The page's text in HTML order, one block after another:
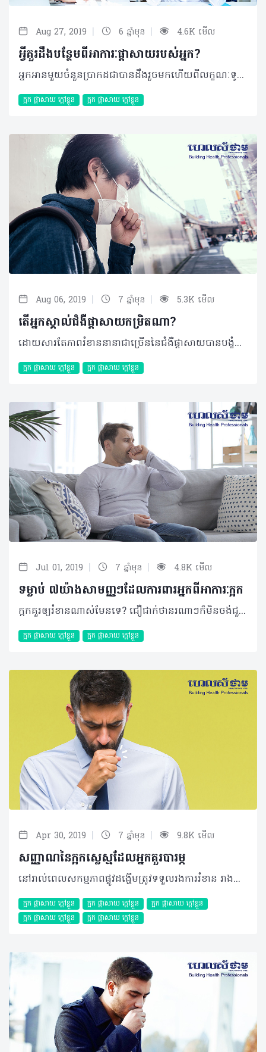
Aug 27, 2019 | 6 ឆ្នាំមុន | 4.6K មើល
អ្វីគួរដឹងបន្ថែមពីអាការៈផ្ដាសាយរបស់អ្នក?
អ្នកអានមួយចំនួនប្រាកដជាបានដឹងរួចមកហើយពីលក្ខណៈទូទៅ និងរោគសញ្ញានានានៃជំងឺផ្ដាសាយ តាមរយៈការចេញផ្សាយរបស់ ហេលស៍ថាមនៅខែមុន។ ជាថ្មីម្ដងទៀតដើម្បីបង្កើនការយល់ដឹងពីជំងឺផ្ដាសាយឲ្យបានកាន់តែច្បាស់ និងចំណុចផ្សេងទៀតដែលអ្នកមិនធ្លាប់បានដឹងពីមុននោះអត្ថបទខាងក្រោមអាចជាបកស្រាយបន្ថែមសម្រាប់អ្នក។ ផ្ដាសាយត្រូវបានគេទទួលស្គាល់ថាជាការចម្លងសាមញ្ញទៅលើច្រមុះ និងបំពង់កដែលបង្កឡើងពីវីរុសជាង ២០០ប្រភេទខុសៗគ្នា។ ភាគច្រើនក្នុងករណីជំងឺផ្ដាសាយក្នុងកម្រិត ១០ ទៅ ៤០ភាគរយ ត្រូវបានបង្កឡើងដោយមេរោគមួយប្រភេទហៅថា Rhinovirus។ ចំណែក រោគសញ្ញានៃជំងឺផ្ដាសាយតែងស្ដែងចេញនៅរយៈពេល ២ទៅ៣ថ្ងៃបន្ទាប់ពីការឆ្លងរោគ ហើយអ្នកជំងឺមានហានិភ័យខ្ពស់ក្នុងការចម្លងទៅកាន់មនុស្សម្នាក់ទៀតនៅថ្ងៃទី៣ ឬទី៤បន្ទាប់ពីរោគសញ្ញាលេចឡើង។ បើទោះបី ជំងឺផ្ដាសាយអាចធូរស្រាលក្នុងរយៈពេល ១ អាទិត្យ តែក្នុងករណីខ្លះក៏អាចកើនដល់ ២អាទិត្យ។ ភាពញឹកញាប់នៃការឆ្លងជំងឺផ្ដាសាយ មនុស្សពេញវ័យជាមធ្យមអាចមានជំងឺផ្ដាសាយ ២ ទៅ៤ដងក្នុងមួយឆ្នាំ ជាពិសេសសង្កេតឃើញកើតមានញឹកញាប់ទៅលើស្រ្តីដែលស្ថិតក្នុងវ័យចន្លោះ ២០ ទៅ ៣០ឆ្នាំ និងមានចំនួនច្រើនជាងការឆ្លងទៅលើបុរស។ ចំណែកបុគ្គលដែលមានវ័យច្រើនជាង ៦០ឆ្នាំ មានហានិភ័យទាបក្នុងការឆ្លងមេរោគផ្ដាសាយ។ ជាទូទៅ ជំងឺផ្ដាសាយងាយចម្លងពីមនុស្សម្នាក់ ទៅកាន់ម្នាក់ទៀតនៅក្នុងរដូវភ្លៀង ធ្លាក់ខ្យល់ ឬរងាចំណែកការឆ្លងតាមរដូវកាលអាចកើតមានឡើងផងដែរ ដូចជាកម្មវិធីដែលមានការប្រមូលផ្ដុំមនុស្សច្រើន ឬការចាប់ផ្ដើមបវេសនកាលថ្មីក្នុងការសិក្សារបស់កុមារពីព្រោះវាជាឱកាសបង្កើនការឆ្លងវីរុសផ្ដាសាយបានយ៉ាងងាយ។ កត្តាធ្វើឲ្យងាយចម្លងមេរោគផ្ដាសាយ ជាទូទៅ វីរុសផ្តាសាយអាចឆ្លងចូលក្នុងខ្លួនរបស់អ្នកតាមរយៈមាត់ ភ្នែក ឬច្រមុះ។ វាក៏អាចរីករាលដាលផងដែរតាមរយៈការប៉ះពាល់ផ្ទាល់ជាច្រើនរួមមាន៖ • ការប្រើប្រាស់ក្រដាសជូតមាត់មិនត្រឹមត្រូវ៖ ការទុកក្រដាសជូតមាត់ក្នុងហោប៉ៅរបស់អ្នកសម្រាប់ប្រើប្រាស់ឡើងវិញជារឿងដែលគួរឲ្យចៀសវាង។ អ្នកគួរបោះចោលក្រដាសជូតមាត់ភ្លាមៗបន្ទាប់ពីការប្រើប្រាស់រួច ដោយសារមេរោគបានតោងលើក្រដាសនោះនៅពេលប្រើប្រាស់លើកទីមួយរួចមកហើយ • ការប៉ះពាល់វត្ថុណាមួយ៖ ប្រសិនបើអ្នកបានដឹងពីចំនួនវីរុសដែលមាននៅក្នុងបរិយាកាស នោះអ្នកប្រហែលជាត្រូវមានការប្រុងប្រយ័ត្នជាងមុនលើអ្វីដែលអ្នកបានប៉ះពាល់។ ជាក់ស្ដែង ប្រសិនបើអ្នកត្រូវប៉ះពាល់លើបង្កាន់ដៃជណ្តើរសាធារណៈ ចូរគ្របដៃរបស់អ្នកជាមួយនឹងក្រណាត់ ឬដៃអាវរបស់អ្នកដើម្បីរារាំងវីរុសពីការឆ្លងដោយផ្ទាល់លើស្បែករបស់អ្នក • ការចែករំលែក៖ ចៀសវាងការប្រើប្រាស់វត្ថុ ឬឧបករណ៍ណាមួយដូចជានៅសាលា ឬកន្លែងធ្វើការ ដោយគ្មានការប្រុងប្រយ័ត្ន ជាពិសេសការប្រើប្រាស់បន្ទាប់ពីបុគ្គលដែលកំពុងមានជំងឺ • ការមិនលាងសម្អាតដៃឲ្យបានទៀងទាត់៖ ជាទម្លាប់ដែលធ្វើឲ្យវីរុសផ្ដាសាយងាយឆ្លងចូលក្នុងខ្លួនអ្នកយ៉ាងងាយស្រួល។ អ្នកគួរលាងដៃឲ្យបានញឹកញាប់ដើម្បីបញ្ឈប់មេរោគឲ្យបានលឿនមុនឆ្លងចូលតាមច្រមុះ និងមាត់របស់អ្នក • រស់នៅមិនស្អាត និងគ្មានផាសុកភាព៖ អ្នកគួរបោសជូតសមា្អតផ្ទះ តុការងារ និងនៅតាមទីធ្លាជាពិសេសនៅពេលអ្នកណាម្នាក់ឈឺ។ បន្ថែមពីនោះគួររស់នៅជាមួយផាសុកភាពដោយកំណត់ការគេងឲ្យបានគ្រប់គ្រាន់ ពិសាអាហារមានជីវជាតិ ញ៉ាំទឹកឲ្យបានញឹកញាប់ និងគ្រប់គ្រងភាពតានតឹង • មិនធ្វើលំហាត់ប្រាណ៖ ជាទូទៅសកម្មភាពហាត់ប្រាណឲ្យបានជាប្រចាំអាចជួយលើកកម្ពស់សុខភាពទូទៅ និងសុខុមាលភាពរបស់មនុស្សនិងកាត់បន្ថយហានិភ័យនៃជំងឺមួយចំនួន • មិនចាក់វ៉ាក់សាំង៖ ដោយហេតុថាជំងឺផ្ដាសាយអាចការពារបានតាមរយៈការចាក់វ៉ាក់សាំង ដូច្នេះអ្នកគួរទទួលបានការចាក់វ៉ាក់សាំងតាមការណែនាំរបស់វេជ្ជបណ្ឌិត។ ភាពធ្ងន់ធ្ងរនៃជំងឺផ្ដាសាយ បើទោះបីជំងឺផ្ដាសាយងាយនឹងធូរស្រាលក្នុងរយៈពេលខ្លីណាមួយ ប៉ុន្តែក្នុងករណីមេរោគមានសមត្ថភាពអាចរាលដាលទៅកាន់រាងកាយផ្សេងទៀតនោះវាអាចបង្កជាជំងឺផ្សេងដូចជា រលាកច្រមុះ ការឆ្លងរោគនៅត្រចៀក ឬរលាកទងសួតជាដើម។ ផលវិបាកនៃជំងឺខាងលើអាចឲ្យមានអាការៈក្អកជាប់លាប់ជាប្រចាំនិងអាចប្រែប្រួលកាន់តែធ្ងន់ធ្ងរបើទោះបីជំងឺផ្ដាសាយបានជាសះស្បើយរួចទៅហើយ។ ជាក់ស្ដែង ប្រសិនស្ថានភាពជំងឺបានប្រែប្រួលនោះការព្យាបាលក៏ត្រូវការប្រើប្រាស់ឱសថច្រើន និងចំណាយរយៈពេលយូរដូច្នេះអ្នកត្រូវស្វែងរកការពិគ្រោះ និងព្យាបាលឲ្យបានទាន់ពេលវេលាក្នុងករណីអ្នកសង្កេតឃើញអាការៈផ្ដាសាយអូសបន្លាយច្រើនជាង ១០ថ្ងៃ ហើយមានរួមបញ្ចូលនូវរោគសញ្ញាផ្សេងទៀតដូចជា៖ • កម្ដៅខ្លួនកើនខ្លាំងលើសពី ៣៧ អង្សា ជាពិសេសលើកុមារ • សម្បោរពណ៌លឿង ឬបៃតង • ឈឺបំពង់ក ឬពិបាកដកដង្ហើម។ល។ 2019 រក្សាសិទ្ធិគ្រប់យ៉ាង​ដោយ Healthtime Corporation ចំពោះគ្រប់អត្ថបទដោយគ្មានផ្នែកណាមួយត្រូវបោះពុម្ពផ្សាយចូលប្រព័ន្ធអុីនធឺណែតឧបករណ៍អេឡិចត្រូនិកអាត់ជាសំឡេងឬថតចំលងគ្រប់រូបភាពដោយគ្មានការអនុញ្ញាតឡើយ
ក្អក ផ្តាសាយ ក្តៅខ្លួន ក្អក ផ្តាសាយ ក្តៅខ្លួន
Aug 06, 2019 | 7 ឆ្នាំមុន | 5.3K មើល
តើអ្នកស្គាល់ជំងឺផ្ដាសាយកម្រិតណា?​
ដោយសារតែភាពរំខាននានាជាច្រើននៃជំងឺផ្ដាសាយបានបង្ខំឲ្យអ្នកជំងឺមួយចំនួនសម្រេចចិត្តសម្រាកនៅផ្ទះ ជាជាងការចេញទៅក្រៅ ឬបំពេញការងារផ្សេងៗ ដោយរង់ចាំឲ្យស្ថានភាពជំងឺបានប្រសើរឡើងវិញជាមុនសិន។ ជាក់ស្ដែង ផ្ដាសាយអាចចាត់ទុកបានជាជំងឺសាមញ្ញ តែអ្នកប្រហែលមិនដឹងទេថាវាអាចមានភាពស្មុគស្មាញ និងអាថ៌កំបាំងដែលអ្នកមិនធ្លាប់បានដឹង។ ក្នុងករណីលេចចេញសញ្ញាសាមញ្ញដូចជា ហៀរសម្បោរ ក្ដៅខ្លួន ឬស្ងួតបំពង់ក នោះអាចបញ្ជាក់បានថាអ្នកកំពុងរងការវាយលុកពីជំងឺផ្ដាសាយ។ ជាធម្មតាអាការៈផ្ដាសាយទាំងនោះអាចនឹងមានភាពធូរស្បើយ និងធ្វើឲ្យអ្នកមានអារម្មណ៍ប្រសើរឡើងវិញបន្ទាប់ពីរយៈពេល ២ ទៅ ៣ថ្ងៃក្រោយ។ លក្ខណៈជំងឺផ្តាសាយ វាជាជំងឺមួយដែលបណ្តាលមកពីការចម្លងរោគដ៏តូចមួយដែលគេហៅថា វីរុស។ ជំងឺផ្តាសាយបណ្ដាលមកពីវីរុសជាង ២០០ ប្រភេទ ប៉ុន្តែជំងឺទូទៅ និងបង្កឡើងញឹកញាប់បំផុតគឺពពួក Rhinovirus ដែលទទួលខុសត្រូវយ៉ាងហោចណាស់ ៥០% នៃជំងឺផ្តាសាយ។ វីរុសផ្សេងៗទៀតដែលអាចបង្កឲ្យមានជំងឺផ្តាសាយ រួមមានមេរោគ Coronavirus, Respiratory syncytial virus, Parainfluenza និងជំងឺគ្រុនផ្តាសាយ។ នៅពេលមេរោគទាំងនោះឆ្លងតាមរយៈច្រមុះ និងបំពង់ក ប្រព័ន្ធការពាររាងកាយរបស់អ្នកនឹងធ្វើការប្រឆាំងជាមួយការចម្លងនោះដោយបង្កើតបានជាការរលាកនិងមានសម្បោរហើយអ្នកជំងឺថែមទាំងអាចមានអាការៈអស់កម្លាំង ឬល្ហិតល្ហៃទៀតផង។ ការចម្លង វីរុសផ្តាសាយអាចឆ្លងចូលក្នុងខ្លួនរបស់អ្នកតាមរយៈមាត់ ភ្នែក ច្រមុះ ឬបំពង់ក។ វីរុសអាចរាលដាលតាមរយៈតំណក់តូចៗនៅលើអាកាសនៅពេលមនុស្សម្នាក់ក្អកបន្ទាប់មកធ្វើការរីករាលដាលទៅកាន់មនុស្សម្នាក់ទៀតបានយ៉ាងងាយ។ ជំងឺនេះក៏អាចឆ្លងតាមការប៉ះពាល់ផ្ទាល់ដៃជាមួយអ្នកជំងឺ ឬដោយការចែករំលែកវត្ថុកខ្វក់ដូចជាឧបករណ៍ប្រើប្រាស់ កន្សែងឧបករណ៍ក្មេងលេង ឬទូរស័ព្ទ។ល។ រោគសញ្ញាជំងឺផ្តាសាយ រោគសញ្ញានៃជំងឺផ្តាសាយជាធម្មតានឹងកើតមានឡើងពី ១ថ្ងៃទៅ ៣ថ្ងៃបន្ទាប់ពីការប៉ះពាល់នឹងវីរុសដែលបង្កឲ្យមានជំងឺផ្តាសាយ។ រោគសញ្ញាអាចប្រែប្រួលពីមនុស្សម្នាក់ទៅម្នាក់ ដែលជាទូទៅរោគសញ្ញាទាំងនោះមានដូចជា៖ • ឈឺក • ហៀរសម្បោរ ឬតឹងច្រមុះ • ក្អក • កណ្តាស់ • ឈឺក្បាល ឬឈឺខ្លួន។ ចំណែករោគសញ្ញាធ្ងន់ធ្ងរអាចមានដូចជា គ្រុនក្តៅឬឈឺសាច់ដុំ ដែលអាចជាសញ្ញាជំងឺផ្តាសាយធ្ងន់ (Flu) ជាជាងជំងឺផ្តាសាយធម្មតាហើយមនុស្សភាគច្រើននឹងមានភាពប្រសើរឡើងវិញក្នុងរយៈពេល ៧ ទៅ ១០ថ្ងៃ។ អត្ថបទ៖​ ដកស្រង់ចេញពីទស្សនាវដ្ដី ហេលស៍ថាម ប្រូ លេខ ៨០ 2019 រក្សាសិទ្ធិគ្រប់យ៉ាង​ដោយ Healthtime Corporation ចំពោះគ្រប់អត្ថបទដោយគ្មានផ្នែកណាមួយត្រូវបោះពុម្ពផ្សាយចូលប្រព័ន្ធអុីនធឺណែតឧបករណ៍អេឡិចត្រូនិកអាត់ជាសំឡេងឬថតចំលងគ្រប់រូបភាពដោយគ្មានការអនុញ្ញាតឡើយ
ក្អក ផ្តាសាយ ក្តៅខ្លួន ក្អក ផ្តាសាយ ក្តៅខ្លួន
Jul 01, 2019 | 7 ឆ្នាំមុន | 4.8K មើល
ទម្លាប់ ៧យ៉ាងសាមញ្ញៗដែលការពារអ្នកពីអាការៈក្អក
ក្អកគួរឲ្យរំខានណាស់មែនទេ? ជឿជាក់ថានរណាៗក៏មិនចង់ជួបបញ្ហានេះដែរ! ហេតុនេះអត្ថបទខាងក្រោមនឹងបង្ហាញអ្នកពីមូលហេតុនិងវិធីសាស្រ្តការពារខ្លួនងាយៗដែលអាចអនុវត្តឲ្យក្លាយជាទម្លាប់បាន។ អ្វីខ្លះជាកត្តាជំរុញឲ្យក្អក? ក្អកជារេផ្លិចដ៏សំខាន់មួយដែលកើតឡើងរាល់ពេលមានការរំខាននានាដល់ដំណើរការរបស់ប្រព័ន្ធដង្ហើម។ ជាក់ស្តែង វាអាចបណ្តាលមកពី៖ + ការជក់បារី៖ សារធាតុគីមីដែលមានក្នុងបារីអាចរំខាន និងបំផ្លាញកោសិកាសួតយ៉ាងធ្ងន់ធ្ងរ។ ការជក់បារីរយៈពេលយូរអាចបណ្តាលឲ្យសួតបង្កើតជាសារធាតុរំអិលយ៉ាងច្រើន ជាហេតុធ្វើឲ្យមានក្អកស្លេស្មជាប្រចាំ + កត្តាអាល្លែកហ្សុី៖ អាការៈនេះអាចកើតឡើងចំពោះបុគ្គលមួយចំនួនតូចដែលជាទូទៅ លម្អងផ្កា រោមសត្វ ជាកត្តាប្រឈមដែលកើតមានឡើងជាញឹកញាប់ + សារធាតុរំខានដែលមានក្នុងបរិស្ថាន៖ មានសារធាតុរំខានជាច្រើនដែលមានក្នុងបរិយាកាស និងនៅក្នុងផ្ទះ ដូចជាផ្សែង អ័ព្ទក៏អាចជះឥទ្ធិពលបានផងដែរ + ជំងឺផ្លូវដង្ហើមរ៉ាំរ៉ៃ៖ ការបង្ករោគដោយពពួកបាក់តេរី មួយចំនួន ព្រមទាំងជំងឺហឺតជាកត្តាចម្បងដែលបណ្តាលឲ្យមានជំងឺផ្លូវដង្ហើមរ៉ាំរ៉ៃ ដែលអាចមានដូចជាជំងឺស្ទះផ្លូវដង្ហើមរ៉ាំរ៉ៃ (COPD) ជំងឺក្រិនសួត (Pulmonary fibrosis) ជាដើម + ខ្យល់ពុល៖ ការរស់នៅក្នុងទីក្រុង ចរាចរណ៍មមាញឹក តំបន់ជិតរោងចក្រសុទ្ធតែអាចបង្កជាហានិភ័យខ្ពស់ប៉ះពាល់ដល់សុខភាពផ្លូវដង្ហើមដែលអ្នកអាចមើលរំលង។ ការពារបានយ៉ាងណាខ្លះ? ជាការពិត អ្នកនៅតែអាចការពារខ្លួនបានយ៉ាងប្រសើរក្នុងការទប់ទល់ពីបញ្ហាក្អកតាមរយៈការយល់ដឹងអំពីមូលហេតុបង្កចម្បងៗដែលបានរៀបរាប់ខាងលើដោយវិធីសាស្ត្រ ៧យ៉ាងសាមញ្ញៗមានដូចជា៖ ១. បញ្ឈប់ការជក់បារី បន្តិចម្តងៗតាមតែអាចធ្វើបាន ២. ប្រសិនជាអាច អ្នកគួរព្យាយាមជ្រើសរើសកន្លែងការងារណាដែលមិនប៉ះពាល់ដល់ផ្លូវដង្ហើម ៣. បន្ទប់គួរមានសំណើមជានិច្ច ៤. ព្យាយាមសង្កេត និងការពារខ្លួនពីកត្តាបង្កអាល្លែកហ្សុីមួយចំនួនដែលអ្នកធ្លាប់ប្រទះ ដែលអាចមានជាប្រភេទអាហារ លម្អងផ្កា រោមសត្វជាដើម។ គួរបញ្ជាក់ថា អ្នកអាចប្រើប្រាស់ថ្នាំប្រឆាំងអាល្លែកហ្សុីជាមុន នៅរាល់ពេលដែលអ្នកគិតថាអ្នកអាចប៉ះជាមួយកត្តាប្រឈមទាំងនោះ ៥. ប្រសិនបើអ្នកកំពុងមានជំងឺហឺត សូមព្យាយាមគ្រប់គ្រងជំងឺនេះឲ្យបានត្រឹមត្រូវតាមការណែនាំរបស់គ្រូពេទ្យ ៦. លាងដៃឲ្យបានស្អាត និងញឹកញាប់ ដើម្បីចៀសវាងការបង្ករោគ ៧. រក្សាប្រព័ន្ធការពាររាងកាយឲ្យនៅមានសុខភាពល្អជានិច្ច តាមរយៈការទទួលទានរបបអាហារត្រឹមត្រូវ សម្បូរសារធាតុចិញ្ចឹម បន្លែ ផ្លែឈើ ដែលសម្បូរដោយវីតាមីន (វីតាមីន C និងវីតាមីនចម្រុះ) លំហាត់ប្រាណទៀងទាត់ សម្រាកឲ្យបានគ្រប់គ្រាន់ព្រមទាំងអនុវត្តការរស់នៅដែលមានអនាម័យ ដើម្បីគេចផុតពីការឆ្លងរោគនៅផ្លូវដង្ហើម។ គួររំឭកដែរថា ភាគច្រើននៃបញ្ហាក្អកគឺបណ្តាលមកពីជំងឺប្រព័ន្ធផ្លូវដង្ហើម ជាពិសេសគឺជំងឺផ្តាសាយ ជំងឺរលាកសួត និងជំងឺរបេងជាដើម ហេតុនេះសូមប្រុងប្រយ័ត្នជាមួយការឆ្លងរោគទាំងនោះ។ សម្រួលអាការៈនេះបែបណា? ការព្យាបាលអាស្រ័យទៅតាមមូលហេតុបង្ក ប៉ុន្តែក្នុងនោះអ្នកក៏អាចប្រើប្រាស់វិធីសាស្ត្រខាងក្រោមដើម្បីសម្រាលភាពរំខានដែលកើតមានឡើង៖ - ការលាយទឹកក្តៅឧណ្ហៗ ជាមួយក្រូចឆ្មារ និងទឹកឃ្មុំ - ការពិសាទឹកក្ដៅឧណ្ហៗ ជំនួសឲ្យការទទួលទានទឹកត្រជាក់ - ចៀសវាងការបរិភោគអាហារប្រៃ បំពង និងហឹរ - កាត់បន្ថយការទទួលទានគ្រឿងស្រវឹង - ប្រើប្រាស់ថ្នាំបំបាត់ក្អកដែលអាចរកទិញបាននៅតាមឱសថស្ថាន ជាមួយការណែនាំប្រើប្រាស់ត្រឹមត្រូវ។ រក្សាប្រព័ន្ធការពាររាងកាយឲ្យរឹងមាំជាមួយការបញ្ចៀសពីកត្តាអាល្លែកហ្សុីនានា ជាវិធីសាស្ត្រដ៏ប្រសើរក្នុងការការពារពីបញ្ហាក្អក។ អត្ថបទ៖ ដកស្រង់ចេញពីទស្សនាវដ្ដី ហេលស៍ថាម ប្រូ លេខ ៧៩ ©2019 រក្សាសិទ្ធិគ្រប់យ៉ាង​ដោយ Healthtime Corporation ចំពោះគ្រប់អត្ថបទដោយគ្មានផ្នែកណាមួយត្រូវបោះពុម្ពផ្សាយចូលប្រព័ន្ធអុីនធឺណែតឧបករណ៍អេឡិចត្រូនិកអាត់ជាសំឡេងឬថតចំលងគ្រប់រូបភាពដោយគ្មានការអនុញ្ញាតឡើយ
ក្អក ផ្តាសាយ ក្តៅខ្លួន ក្អក ផ្តាសាយ ក្តៅខ្លួន
Apr 30, 2019 | 7 ឆ្នាំមុន | 9.8K មើល
សញ្ញាណនៃក្អកស្លេស្មដែលអ្នកគួរបារម្ភ
នៅរាល់ពេលសកម្មភាពផ្លូវដង្ហើមត្រូវទទួលរងការរំខាន រាងកាយរបស់យើងម្នាក់ៗមានសមត្ថភាពធ្វើការឆ្លើយតបទៅវិញ ដោយអ្នកអាចសង្កេតឃើញស្តែងមានឡើងតាមរយៈការក្អក។ ក្អក ត្រូវបានគេចែកចេញជា ២ប្រភេទ គឺក្អកស្លេស្ម និងក្អកស្ងួត ដែលប្រភេទក្អកទាំងពីរប្រភេទនេះបណ្តាលមកពីរេផ្លិចដោយស្វ័យប្រវត្តិនៃប្រព័ន្ធដង្ហើមក្នុងការរុញច្រានសារធាតុពីខាងក្រៅចេញដើម្បីបញ្ចៀសការបង្ករោគផ្សេងៗ។ យ៉ាងណាក៏ដោយមូលហេតុបង្ក និងលក្ខខណ្ឌដែលគួរឲ្យព្រួយបារម្ភនៃប្រភេទក្អកទាំងពីរមានលក្ខណៈសម្គាល់ផ្សេងៗគ្នា។ អត្ថបទលេខមុន ហេលស៍ថាម ប្រូ បានបង្ហាញរួចមកហើយអំពីសញ្ញាណដែលអ្នកគួរយកចិត្តទុកដាក់ និងការណែនាំពីវិធីព្យាបាលមួយចំនួនចំពោះអាការៈក្អកស្ងួត ហើយលេខនេះ អ្នកអានទាំងអស់នឹងអាចបន្តការស្វែងយល់អំពីអាការៈ ក្អកស្លេស្ម វិញម្តង។ អ្វីជាក្អកស្លេស្ម? ស្លេស្មជាការដាច់ចេញនៃភ្នាសសើម (Mucus) ដែលបានផលិតនៅក្នុងសួត និងផ្លូវដង្ហើមដែលនៅជិតៗនោះ។ ប្រភេទនៃភ្នាសសើមនេះមានតួនាទីក្នុងការការពារមេរោគ និងសារធាតុផ្សេងទៀតដែលបានចូលទៅក្នុងផ្លូវដង្ហើម និងសួត ដោយធ្វើឲ្យសារធាតុរំខានទាំងនោះស្អិតជាប់ និងត្រូវបានបញ្ចេញតាមរយៈការក្អកមកខាងក្រៅវិញ។ មូលហេតុបង្ក ភាគច្រើនក្អកស្លេស្ម បណ្តាលមកពីការបង្ករោគដោយសារបាក់តេរី ឬមេរោគ ការច្រាលទឹកអាស៊ីតក្រពះ ឬបញ្ហាអាល្លែកហ្ស៊ីនានាដែលខុសប្លែកពីមូលហេតុរបស់ក្អកស្ងួត។ ជាក់ស្តែង ប្រសិនបើអ្នកនៅតែបន្តក្អកក្នុងរយៈពេល ២ទៅ៣សប្តាហ៍ដោយមិនបានធូរស្រាល ឬកាន់តែធ្ងន់ធ្ងរនោះមូលហេតុបង្កអាចមានដូចជា៖ - ជំងឺរលាកទងសួត៖ ក្នុងករណីស្រួចស្រាវ ការរលាកនេះអាចបណ្តាលមកពីពពួកបាក់តេរី ឬមេរោគ ប៉ុន្តែក្នុងករណីរ៉ាំរ៉ៃគឺអាចបណ្តាលមកពីការជក់បារី។ ស្លេស្មប្រភេទនេះអាចបញ្ចេញមកមានពណ៌លឿង ប្រផេះ ឬពណ៌បៃតង - ជំងឺរលាកសួត៖ ជាការបង្ករោគនៅក្នុងសួតដោយពពួកបាក់តេរី មេរោគ ឬផ្សិត ដែលអាចបណ្តាលឲ្យមានគ្រោះថ្នាក់ដល់អាយុជីវិត ប្រសិនបើមិនបានព្យាបាលទាន់ពេលវេលា។ ស្លេស្ម ក្នុងការរលាកប្រភេទនេះអាចមានពណ៌លឿង បៃតង ត្នោត ឬមានលាយឡំទៅដោយឈាមទៀតផង - COPD ( Chronic Obstructive Pneumonia Disease)៖ ជាបណ្តុំនៃលក្ខខណ្ធដែលស្តែងឡើងជាការខូចខាតទាំងសរីរាង្គសួត និងទងសួតដែលភាគច្រើនមូលហេតុនៃជំងឺនេះគឺបណ្តាលមកពីការជក់បារី - Cystic Fibrosis៖ ជាប្រភេទជំងឺតំណពូជដែលបណ្តាលមកពីមានការខូចខាតហ្សែន ដោយសភាពផ្លូវដង្ហើមប្រែជារួមតូច ហើយត្រូវបានរាំងខ្ទប់ដោយសារស្លេស្ម ដែលជាហេតុបណ្តាលឲ្យរឹតតែពិបាកក្នុងការដកដង្ហើម។ ម៉្យាងស្លេស្មដែលឡើងក្រាស់នេះបានក្លាយជាលក្ខខណ្ឌដ៏អំណោយផលសម្រាប់ការលូតលាស់របស់បាក់តេរីទៀតផង - ជំងឺហឺត៖ អ្នកជំងឺដែលមានបញ្ហាហឺត តែងមានផ្លូវដង្ហើមដែលងាយទទួលរងប្រតិកម្មជាមួយសារធាតុដែលអាចបង្កឲ្យមានអាល្លែកហ្ស៊ី សារធាតុពុលពីបរិស្ថាន ឬការបង្ករោគនៅផ្លូវដង្ហើម។ ភាពងាយប្រតិកម្មនេះបណ្តាលឲ្យផ្លូវដង្ហើមទៅជារលាក ព្រមទាំងបង្កើតនូវស្លេស្មយ៉ាងច្រើន - ជំងឺរបេង៖ ជាជំងឺផ្លូវដង្ហើមដែលបង្កមកពីមេរោគឈ្មោះ មីកូបាក់តេរ៉ូម (Mycobacterium)។ សញ្ញាណនៃជំងឺនេះមានដូចជា ក្អកស្លេស្មរ៉ាំរ៉ៃពណ៌បៃតង ឬមានឈាម ស្រកទម្ងន់ ក្តៅខ្លួន រងាញាក់ និងបែកញើសពេលយប់ជាដើម។ ករណីប្រញាប់ស្វែងរកការព្យាបាល អ្នកត្រូវប្រញាប់ទៅជួបគ្រូពេទ្យឯកទេសប្រព័ន្ធផ្លូវដង្ហើមជាបន្ទាន់ក្នុងករណីដែល៖ - អាការៈ ក្អក កើតមានឡើងលើសពី ២ទៅ៣សប្តាហ៍ - ការព្យាបាលបែបធម្មជាតិ និងការប្រើប្រាស់ថ្នាំដោយគ្មានវេជ្ជបញ្ជា (OTC Drugs) មិនមានប្រសិទ្ធភាព - ក្តៅខ្លួនលើសពី ៣៨°C - សង្ស័យមានសញ្ញានៃជំងឺរបេង - ក្អកមានឈាម ស្លេស្មពណ៌បៃតង លឿង ប្រផេះ - ពិបាកក្នុងការដកដង្ហើម ដកដង្ហើមញាប់ ឈឺទ្រូង វិលមុខ ឬសន្លប់ជាដើម។ ©2019 រក្សាសិទ្ធិគ្រប់យ៉ាង​ដោយ Healthtime Corporation ចំពោះគ្រប់អត្ថបទដោយគ្មានផ្នែកណាមួយត្រូវបោះពុម្ពផ្សាយចូល ប្រព័ន្ធអុីនធឺណែតឧបករណ៍អេឡិចត្រូនិកអាត់ជាសំឡេងឬថតចំលងគ្រប់រូបភាពដោយគ្មានការអនុញ្ញាតឡើយ
ក្អក ផ្តាសាយ ក្តៅខ្លួន ក្អក ផ្តាសាយ ក្តៅខ្លួន
ក្អក ផ្តាសាយ ក្តៅខ្លួន
ក្អក ផ្តាសាយ ក្តៅខ្លួន
ក្អក ផ្តាសាយ ក្តៅខ្លួន